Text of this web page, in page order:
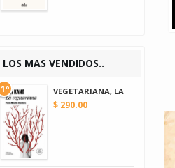
LOS MAS VENDIDOS..
VEGETARIANA, LA
$ 290.00
1º